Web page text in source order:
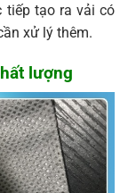
tiếp tạo ra vải có
xử lý thêm.
lượng